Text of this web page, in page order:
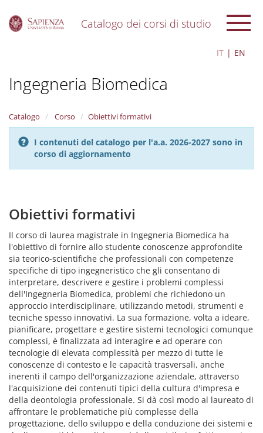
Catalogo dei corsi di studio
IT EN
Ingegneria Biomedica
Catalogo Corso Obiettivi formativi
I contenuti del catalogo per l'a.a. 2026-2027 sono in
corso di aggiornamento
Obiettivi formativi
Il corso di laurea magistrale in Ingegneria Biomedica ha
l'obiettivo di fornire allo studente conoscenze approfondite
sia teorico-scientifiche che professionali con competenze
specifiche di tipo ingegneristico che gli consentano di
interpretare, descrivere e gestire i problemi complessi
dell'Ingegneria Biomedica, problemi che richiedono un
approccio interdisciplinare, utilizzando metodi, strumenti e
tecniche spesso innovativi. La sua formazione, volta a ideare,
pianificare, progettare e gestire sistemi tecnologici comunque
complessi, è finalizzata ad interagire e ad operare con
tecnologie di elevata complessità per mezzo di tutte le
conoscenze di contesto e le capacità trasversali, anche
inerenti il campo dell'organizzazione aziendale, attraverso
l'acquisizione dei contenuti tipici della cultura d'impresa e
della deontologia professionale. Si dà così modo al laureato di
affrontare le problematiche più complesse della
progettazione, dello sviluppo e della conduzione dei sistemi e